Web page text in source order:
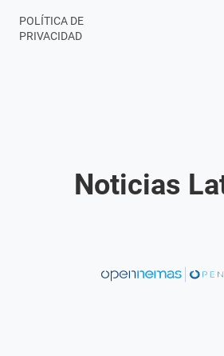
POLÍTICA DE
PRIVACIDAD
Noticias